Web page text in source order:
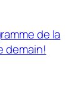
de la
demain!